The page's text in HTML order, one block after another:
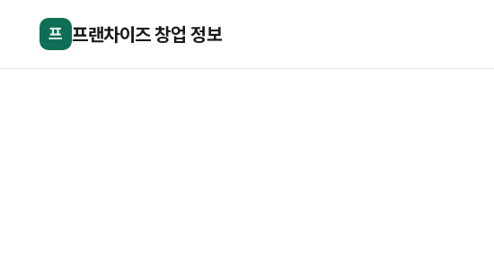
프 프랜차이즈 창업 정보